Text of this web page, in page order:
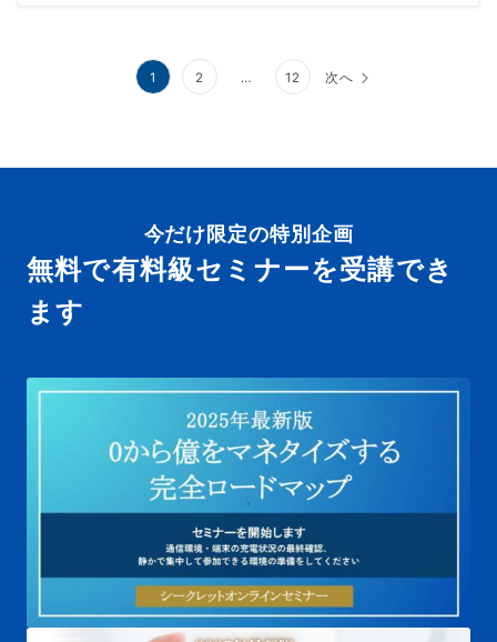
の
ー
ジ
送
り
1 2 … 12 次へ
今だけ限定の特別企画
無料で有料級セミナーを受講でき
ます